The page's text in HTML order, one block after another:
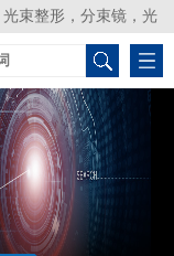
束整形，分束镜，光